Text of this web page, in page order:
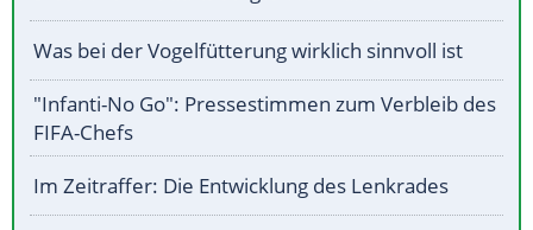
Was bei der Vogelfütterung wirklich sinnvoll ist
"Infanti-No Go": Pressestimmen zum Verbleib des
FIFA-Chefs
Im Zeitraffer: Die Entwicklung des Lenkrades